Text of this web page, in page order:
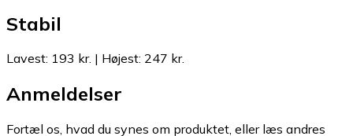
Stabil
Lavest: 193 kr. | Højest: 247 kr.
Anmeldelser
Fortæl os, hvad du synes om produktet, eller læs andres